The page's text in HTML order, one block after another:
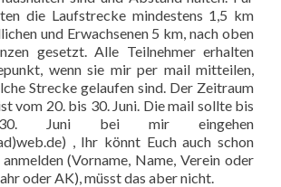
die Laufstrecke mindestens 1,5 km
und Erwachsenen 5 km, nach oben
gesetzt. Alle Teilnehmer erhalten
wenn sie mir per mail mitteilen,
Strecke gelaufen sind. Der Zeitraum
vom 20. bis 30. Juni. Die mail sollte bis
30. Juni bei mir eingehen
, Ihr könnt Euch auch schon
(Vorname, Name, Verein oder
oder AK), müsst das aber nicht.